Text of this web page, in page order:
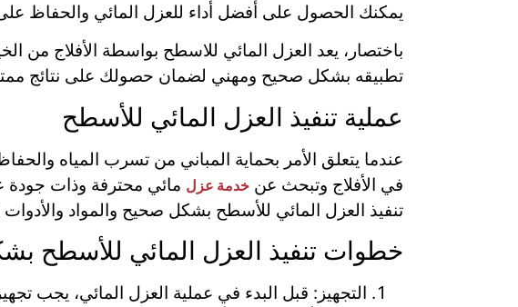
يمكنك الحصول على أفضل أداء للعزل المائي والحفاظ
باختصار، يعد العزل المائي للاسطح بواسطة الأفلاج من
تطبيقه بشكل صحيح ومهني لضمان حصولك على نتائج
عملية تنفيذ العزل المائي للأسطح
عندما يتعلق الأمر بحماية المباني من تسرب المياه
في الأفلاج وتبحث عنخدمة عزل مائي محترفة وذات جودة
تنفيذ العزل المائي للأسطح بشكل صحيح والمواد
خطوات تنفيذ العزل المائي للأسطح
التجهيز: قبل البدء في عملية العزل المائي،